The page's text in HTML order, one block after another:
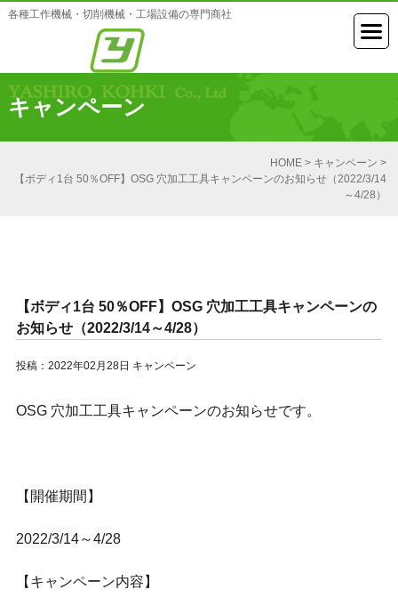
各種工作機械・切削機械・工場設備の専門商社
キャンペーン
HOME> キャンペーン >
【ボディ1台 50％OFF】OSG 穴加工工具キャンペーンのお知らせ（2022/3/14
～4/28）
【ボディ1台 50％OFF】OSG 穴加工工具キャンペーンの
お知らせ（2022/3/14～4/28）
投稿：2022年02月28日 キャンペーン
OSG 穴加工工具キャンペーンのお知らせです。
【開催期間】
2022/3/14～4/28
【キャンペーン内容】